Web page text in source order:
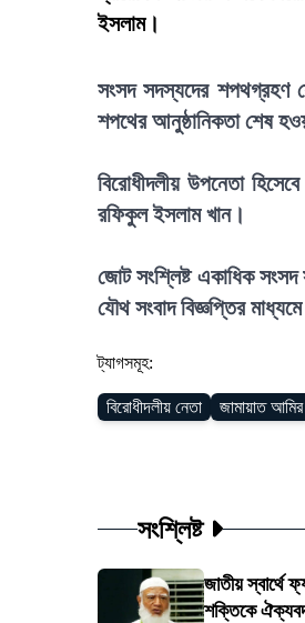
ইসলাম।
সংসদ সদস্যদের শপথগ্রহণ
শপথের আনুষ্ঠানিকতা শেষ
বিরোধীদলীয় উপনেতা
রফিকুল ইসলাম খান।
জোট সংশ্লিষ্ট একাধিক
যৌথ সংবাদ বিজ্ঞপ্তির
ট্যাগসমূহ:
বিরোধীদলীয় নেতা জামায়াত আমির
সংশ্লিষ্ট
জাতীয় স্বার্থে
শক্তিকে